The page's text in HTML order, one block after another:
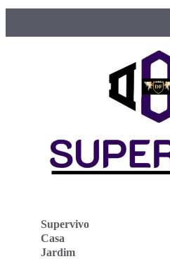
Supervivo
Casa
Jardim